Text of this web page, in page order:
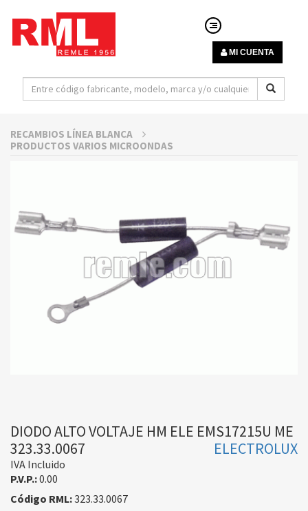
MI CUENTA
RECAMBIOS LÍNEA BLANCA
PRODUCTOS VARIOS MICROONDAS
DIODO ALTO VOLTAJE HM ELE EMS17215U ME
323.33.0067
ELECTROLUX
IVA Incluido
P.V.P.:0.00
Código RML:323.33.0067